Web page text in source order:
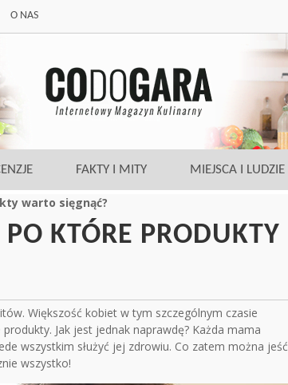
O NAS
FAKTY I MITY MIEJSCA I LUDZIE
warto sięgnąć?
KTÓRE PRODUKTY
Większość kobiet w tym szczególnym czasie
Jak jest jednak naprawdę? Każda mama
wszystkim służyć jej zdrowiu. Co zatem można jeść
wszystko!